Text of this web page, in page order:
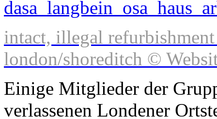
intact, illegal
london/shoreditch ©
Einige Mitglieder der
verlassenen Londener